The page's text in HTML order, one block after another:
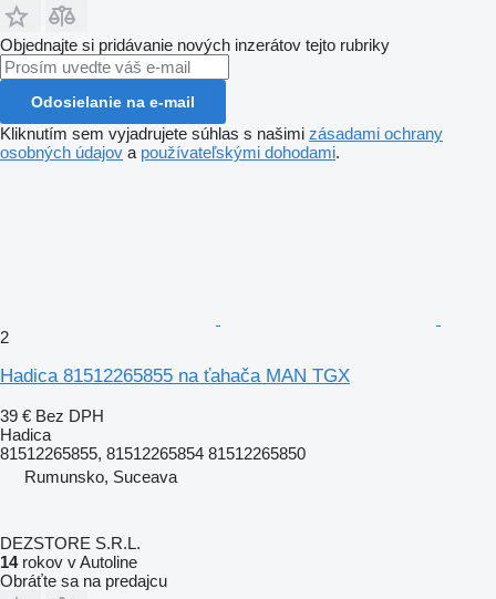
Objednajte si pridávanie nových inzerátov tejto rubriky
Odosielanie na e-mail
Kliknutím sem vyjadrujete súhlas s našimi zásadami ochrany
osobných údajov a používateľskými dohodami.
2
Hadica 81512265855 na ťahača MAN TGX
39 € Bez DPH
Hadica
81512265855, 81512265854 81512265850
Rumunsko, Suceava
DEZSTORE S.R.L.
14rokov v Autoline
Obráťte sa na predajcu